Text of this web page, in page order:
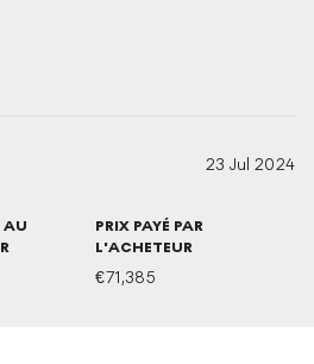
23 Jul 2024
AU
PRIX PAYÉ PAR
L'ACHETEUR
€71,385